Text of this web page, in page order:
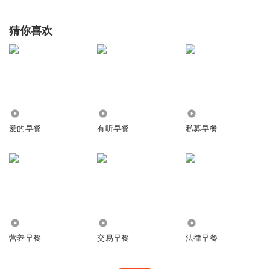
猜你喜欢
爱的早餐 有听早餐 私募早餐
营养早餐 交易早餐 法律早餐